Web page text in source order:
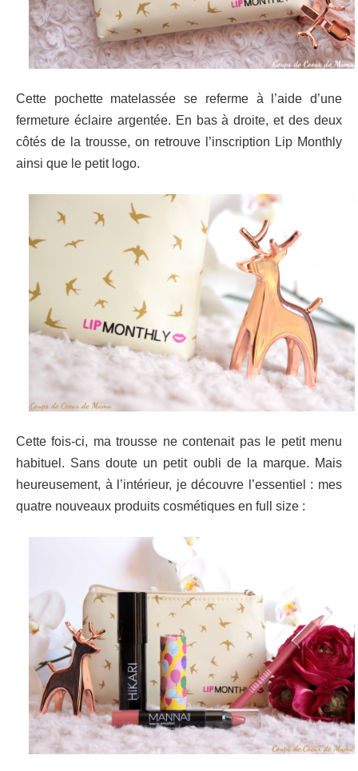
Cette pochette matelassée se referme à l’aide d’une
fermeture éclaire argentée. En bas à droite, et des deux
côtés de la trousse, on retrouve l’inscription Lip Monthly
ainsi que le petit logo.
Cette fois-ci, ma trousse ne contenait pas le petit menu
habituel. Sans doute un petit oubli de la marque. Mais
heureusement, à l’intérieur, je découvre l’essentiel : mes
quatre nouveaux produits cosmétiques en full size :